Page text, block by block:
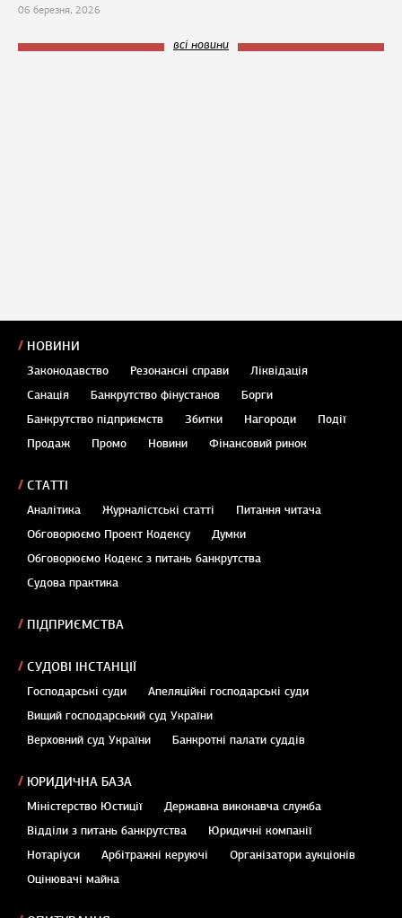
06 березня, 2026
всі новини
НОВИНИ
Законодавство Резонансні справи
Ліквідація
Санація
Банкрутство фінустанов
Борги
Банкрутство підприємств
Збитки Нагороди
Події
Продаж
Промо Новини Фінансовий ринок
СТАТТІ
Аналітика Журналістські статті
Питання читача
Обговорюємо Проект Кодексу
Думки
Обговорюємо Кодекс з питань банкрутства
Судова практика
ПІДПРИЄМСТВА
СУДОВІ ІНСТАНЦІЇ
Господарські суди
Апеляційні господарські суди
Вищий господарський суд України
Верховний суд України
Банкротні палати суддів
ЮРИДИЧНА БАЗА
Міністерство Юстиції
Державна виконавча служба
Відділи з питань банкрутства
Юридичні компанії
Нотаріуси
Арбітражні керуючі
Організатори аукціонів
Оцінювачі майна